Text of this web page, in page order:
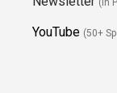
Newsletter